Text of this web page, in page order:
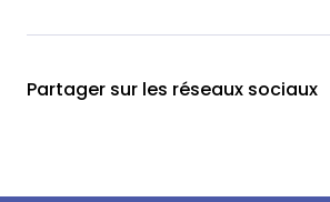
Partager sur les réseaux sociaux